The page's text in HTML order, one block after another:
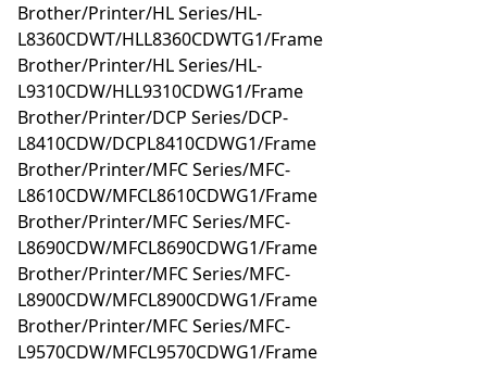
Brother/Printer/HL Series/HL-
L8360CDWT/HLL8360CDWTG1/Frame
Brother/Printer/HL Series/HL-
L9310CDW/HLL9310CDWG1/Frame
Brother/Printer/DCP Series/DCP-
L8410CDW/DCPL8410CDWG1/Frame
Brother/Printer/MFC Series/MFC-
L8610CDW/MFCL8610CDWG1/Frame
Brother/Printer/MFC Series/MFC-
L8690CDW/MFCL8690CDWG1/Frame
Brother/Printer/MFC Series/MFC-
L8900CDW/MFCL8900CDWG1/Frame
Brother/Printer/MFC Series/MFC-
L9570CDW/MFCL9570CDWG1/Frame